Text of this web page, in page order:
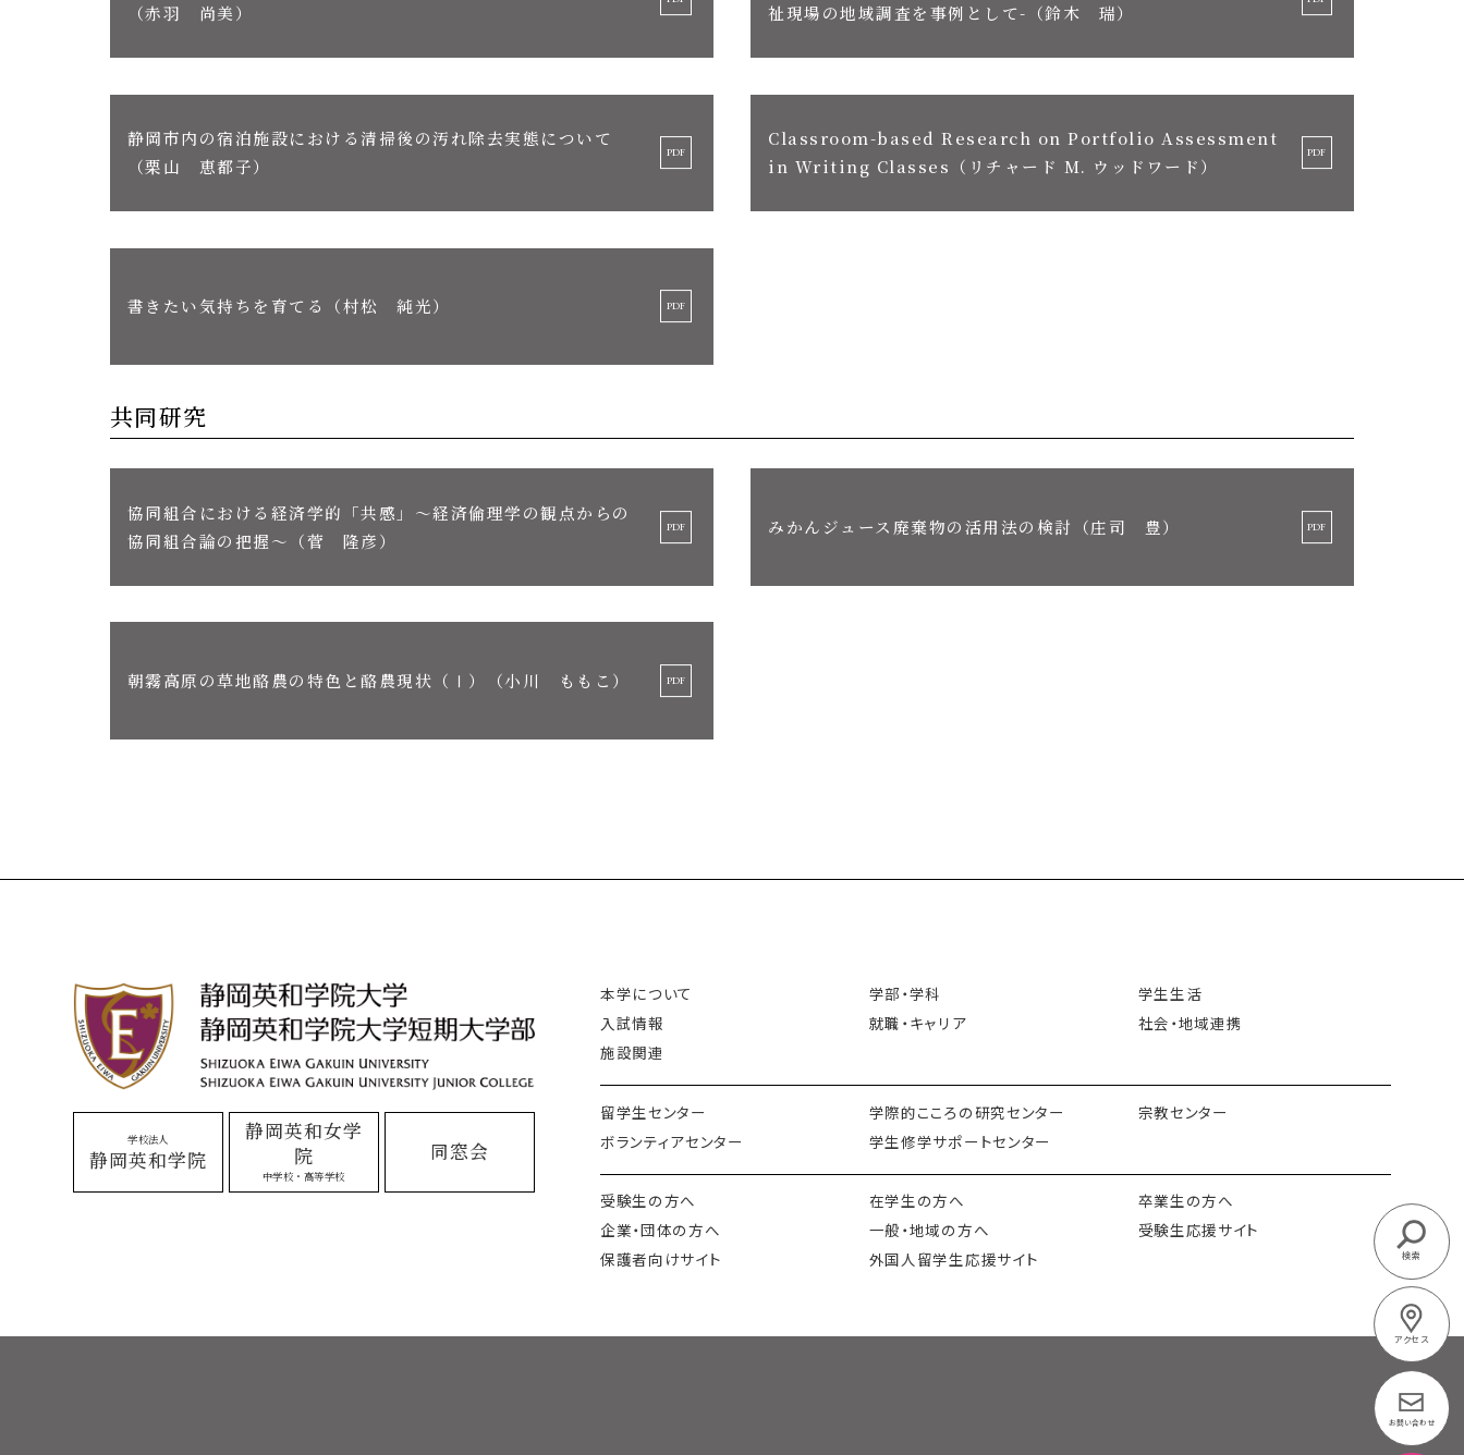
検索
アクセス
お問い合わせ
（赤羽 尚美）
祉現場の地域調査を事例として-（鈴木 瑞）
静岡市内の宿泊施設における清掃後の汚れ除去実態について
（栗山 恵都子）
Classroom-based Research on Portfolio Assessment
in Writing Classes（リチャード M. ウッドワード）
書きたい気持ちを育てる（村松 純光）
共同研究
協同組合における経済学的「共感」～経済倫理学の観点からの
協同組合論の把握～（菅 隆彦）
みかんジュース廃棄物の活用法の検討（庄司 豊）
朝霧高原の草地酪農の特色と酪農現状（Ⅰ）（小川 ももこ）
学校法人
静岡英和学院
静岡英和女学
院
中学校・高等学校
同窓会
本学について 学部・学科
学生生活
入試情報
就職・キャリア
社会・地域連携
施設関連
留学生センター 学際的こころの研究センター
宗教センター
ボランティアセンター
学生修学サポートセンター
受験生の方へ 在学生の方へ
卒業生の方へ
企業・団体の方へ
一般・地域の方へ
受験生応援サイト
保護者向けサイト
外国人留学生応援サイト